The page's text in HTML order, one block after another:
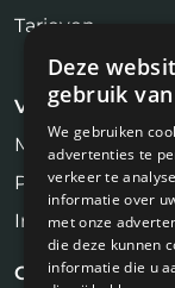
Tarieven
Voor kandidaten
Makelaar
Profiel
Inschrijven Job
Contact
Deze
gebruik
We gebruiken
advertenties te
verkeer te
informatie over
met onze
die deze kunnen
informatie die u